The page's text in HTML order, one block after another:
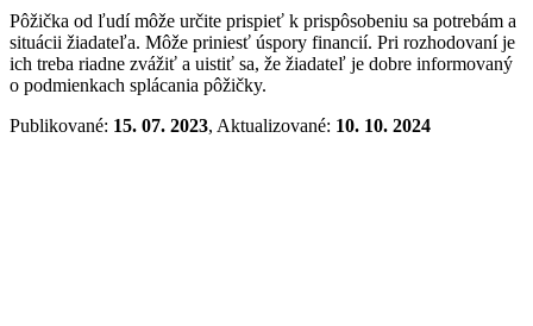
Pôžička od ľudí môže určite prispieť k prispôsobeniu sa potrebám a
situácii žiadateľa. Môže priniesť úspory financií. Pri rozhodovaní je
ich treba riadne zvážiť a uistiť sa, že žiadateľ je dobre informovaný
o podmienkach splácania pôžičky.
Publikované: 15. 07. 2023, Aktualizované: 10. 10. 2024